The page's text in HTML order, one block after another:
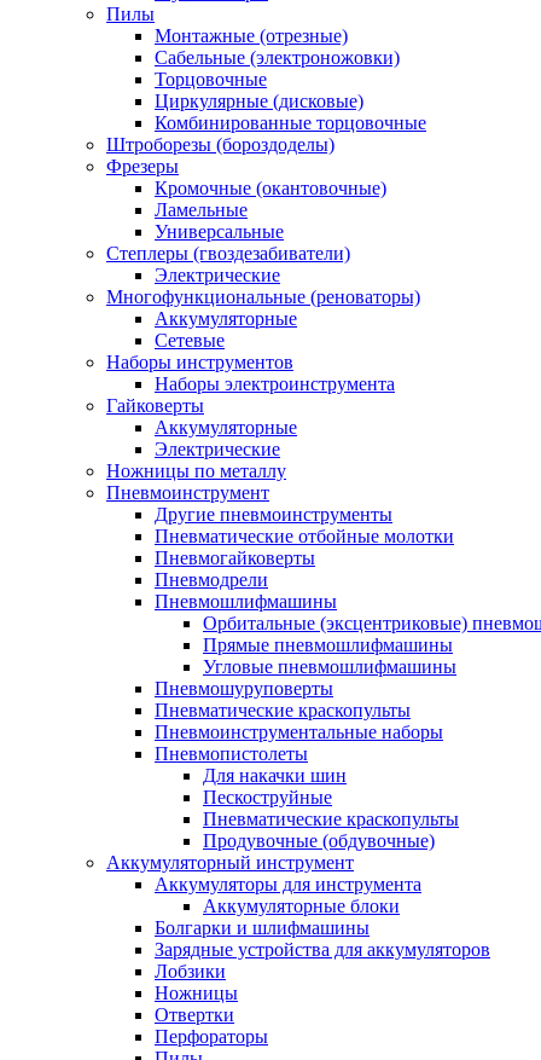
Пилы
Монтажные (отрезные)
Сабельные (электроножовки)
Торцовочные
Циркулярные (дисковые)
Комбинированные торцовочные
Штроборезы (бороздоделы)
Фрезеры
Кромочные (окантовочные)
Ламельные
Универсальные
Степлеры (гвоздезабиватели)
Электрические
Многофункциональные (реноваторы)
Аккумуляторные
Сетевые
Наборы инструментов
Наборы электроинструмента
Гайковерты
Аккумуляторные
Электрические
Ножницы по металлу
Пневмоинструмент
Другие пневмоинструменты
Пневматические отбойные молотки
Пневмогайковерты
Пневмодрели
Пневмошлифмашины
Орбитальные (эксцентриковые)
Прямые пневмошлифмашины
Угловые пневмошлифмашины
Пневмошуруповерты
Пневматические краскопульты
Пневмоинструментальные наборы
Пневмопистолеты
Для накачки шин
Пескоструйные
Пневматические краскопульты
Продувочные (обдувочные)
Аккумуляторный инструмент
Аккумуляторы для инструмента
Аккумуляторные блоки
Болгарки и шлифмашины
Зарядные устройства для аккумуляторов
Лобзики
Ножницы
Отвертки
Перфораторы